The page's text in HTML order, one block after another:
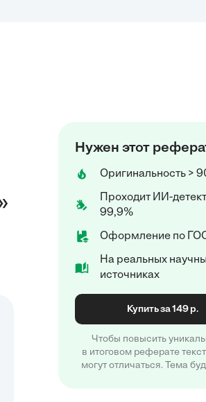
Нужен этот
Оригинальность >
Проходит ИИ-
99,9%
Оформление по
На реальных
источниках
Купить за 149 р.
Чтобы повысить
в итоговом реферате
могут отличаться. Тема